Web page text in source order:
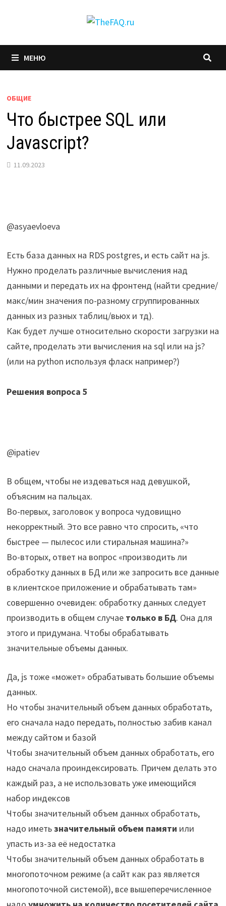
МЕНЮ
ОБЩИЕ
Что быстрее SQL или
Javascript?
11.09.2023
@asyaevloeva
Есть база данных на RDS postgres, и есть сайт на js.
Нужно проделать различные вычисления над
данными и передать их на фронтенд (найти средние/
макс/мин значения по-разному сгруппированных
данных из разных таблиц/вьюх и тд).
Как будет лучше относительно скорости загрузки на
сайте, проделать эти вычисления на sql или на js?
(или на python используя фласк например?)
Решения вопроса 5
@ipatiev
В общем, чтобы не издеваться над девушкой,
объясним на пальцах.
Во-первых, заголовок у вопроса чудовищно
некорректный. Это все равно что спросить, «что
быстрее — пылесос или стиральная машина?»
Во-вторых, ответ на вопрос «производить ли
обработку данных в БД или же запросить все данные
в клиентское приложение и обрабатывать там»
совершенно очевиден: обработку данных следует
производить в общем случае только в БД. Она для
этого и придумана. Чтобы обрабатывать
значительные объемы данных.
Да, js тоже «может» обрабатывать большие объемы
данных.
Но чтобы значительный объем данных обработать,
его сначала надо передать, полностью забив канал
между сайтом и базой
Чтобы значительный объем данных обработать, его
надо сначала проиндексировать. Причем делать это
каждый раз, а не использовать уже имеющийся
набор индексов
Чтобы значительный объем данных обработать,
надо иметьзначительный объем памяти или
упасть из-за её недостатка
Чтобы значительный объем данных обработать в
многопоточном режиме (а сайт как раз является
многопоточной системой), все вышеперечисленное